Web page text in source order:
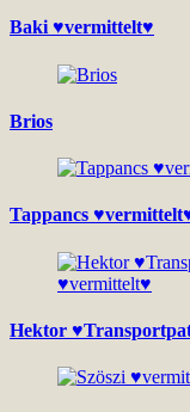
Baki ♥vermittelt♥
Brios
Tappancs
Hektor